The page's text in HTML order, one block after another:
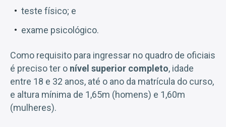
teste físico; e
exame psicológico.
Como requisito para ingressar no quadro de oficiais
é preciso ter o nível superior completo, idade
entre 18 e 32 anos, até o ano da matrícula do curso,
e altura mínima de 1,65m (homens) e 1,60m
(mulheres).